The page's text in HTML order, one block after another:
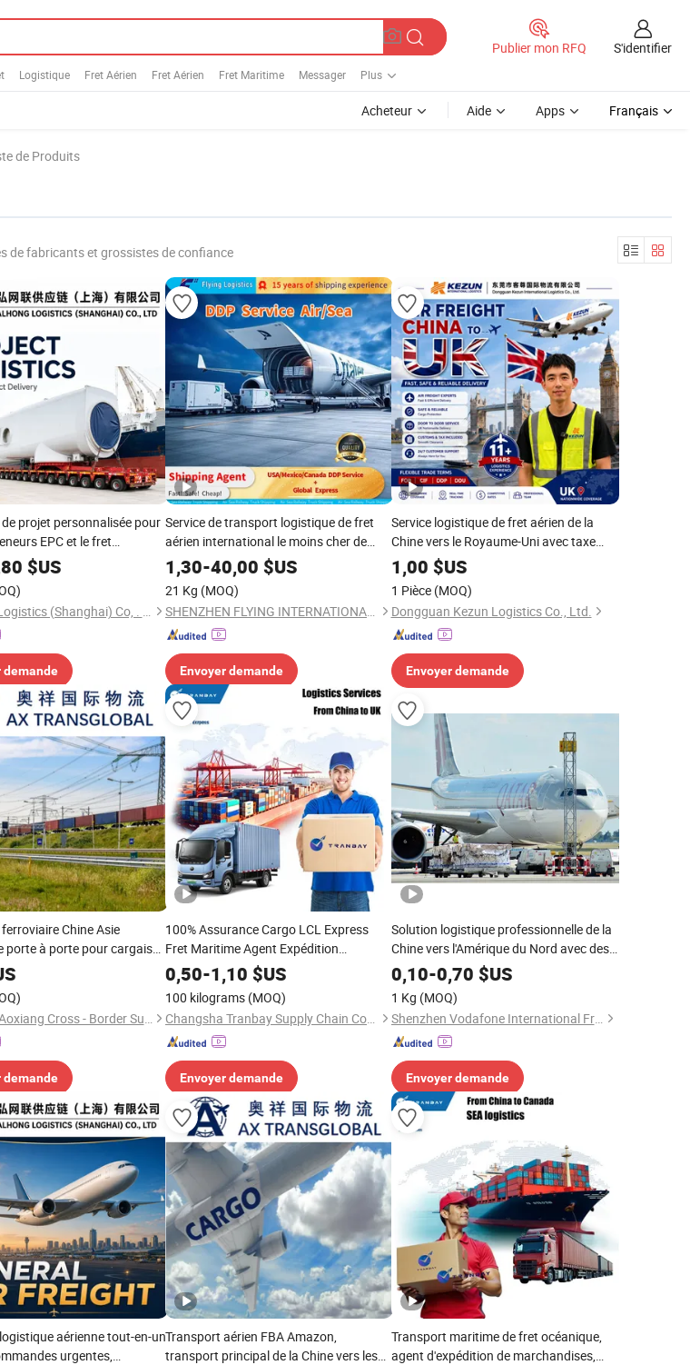
Logistique Fret Aérien Fret Aérien Fret Maritime Messager Plus
Publier mon RFQ S'identifier
Acheteur Aide Apps Français
de Produits
de fabricants et grossistes de confiance
projet personnalisée pour
EPC et le fret
$US
Realhong Logistics (Shanghai) Co, . Ltd
demande
Service de transport logistique de fret
aérien international le moins cher de
Chine vers les États-Unis/Mexique
Canada, et services de livraison express
dans le monde entier
1,30-40,00 $US
21 Kg (MOQ)
SHENZHEN FLYING INTERNATIONAL FREIGHT FORWARDER CO., LTD
Envoyer demande
Service logistique de fret aérien de la
Chine vers le Royaume-Uni avec taxe
DDP incluse
1,00 $US
1 Pièce (MOQ)
Dongguan Kezun Logistics Co., Ltd.
Envoyer demande
Chine Asie
porte à porte pour cargaison
Shenzhen Aoxiang Cross - Border Supply Chain Co., Ltd.
demande
100% Assurance Cargo LCL Express
Fret Maritime Agent Expédition
DDP/DAP Services Logistiques
0,50-1,10 $US
100 kilograms (MOQ)
Changsha Tranbay Supply Chain Co., Ltd.
Envoyer demande
Solution logistique professionnelle de la
Chine vers l'Amérique du Nord avec des
prix compétitifs et une livraison à temps
pour 1688 cargaison de shopping en
ligne
0,10-0,70 $US
1 Kg (MOQ)
Shenzhen Vodafone International Freight Forwarding Co., Ltd.
Envoyer demande
aérienne tout-en-un
urgentes,
Transport aérien FBA Amazon,
transport principal de la Chine vers les
Transport maritime de fret océanique,
agent d'expédition de marchandises,